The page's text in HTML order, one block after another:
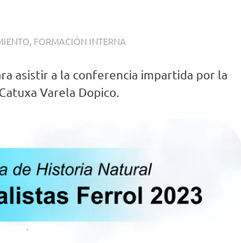
, FORMACIÓN INTERNA
asistir a la conferencia impartida por la
Varela Dopico.